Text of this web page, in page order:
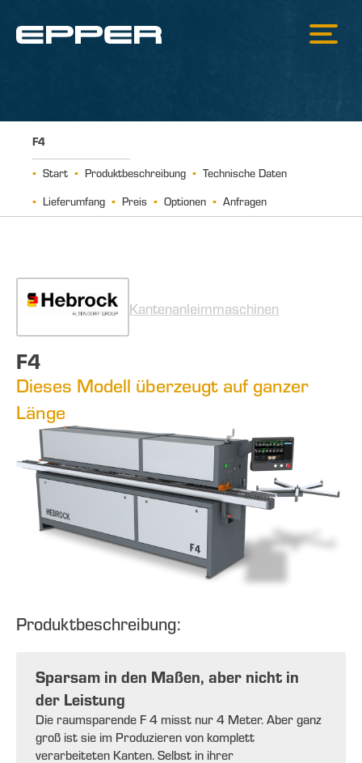
F4
Start Produktbeschreibung
Technische Daten
Lieferumfang
Preis Optionen Anfragen
Kantenanleimmaschinen
F4
Dieses Modell überzeugt auf ganzer
Länge
Produktbeschreibung:
Sparsam in den Maßen, aber nicht in
der Leistung
Die raumsparende F 4 misst nur 4 Meter. Aber ganz
groß ist sie im Produzieren von komplett
verarbeiteten Kanten. Selbst in ihrer